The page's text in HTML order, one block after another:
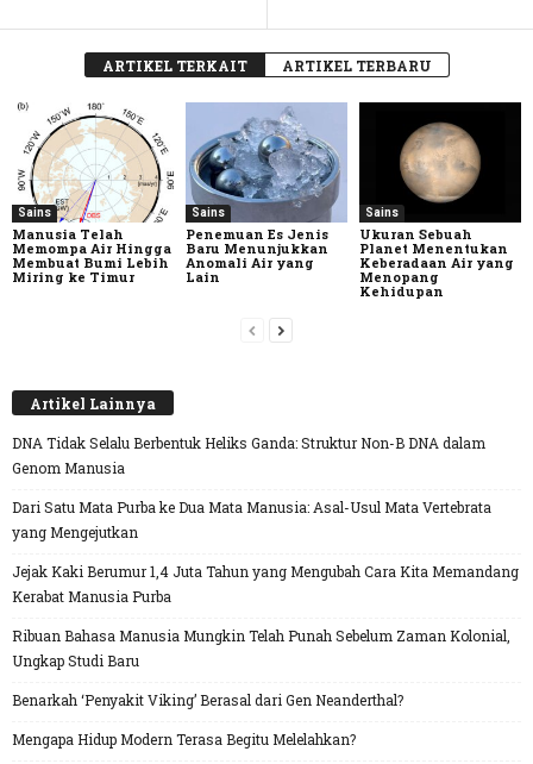
ARTIKEL TERKAIT ARTIKEL TERBARU
Sains
Manusia Telah
Memompa Air Hingga
Membuat Bumi Lebih
Miring ke Timur
Sains
Penemuan Es Jenis
Baru Menunjukkan
Anomali Air yang
Lain
Sains
Ukuran Sebuah
Planet Menentukan
Keberadaan Air yang
Menopang
Kehidupan
Artikel Lainnya
DNA Tidak Selalu Berbentuk Heliks Ganda: Struktur Non-B DNA dalam
Genom Manusia
Dari Satu Mata Purba ke Dua Mata Manusia: Asal-Usul Mata Vertebrata
yang Mengejutkan
Jejak Kaki Berumur 1,4 Juta Tahun yang Mengubah Cara Kita Memandang
Kerabat Manusia Purba
Ribuan Bahasa Manusia Mungkin Telah Punah Sebelum Zaman Kolonial,
Ungkap Studi Baru
Benarkah ‘Penyakit Viking’ Berasal dari Gen Neanderthal?
Mengapa Hidup Modern Terasa Begitu Melelahkan?